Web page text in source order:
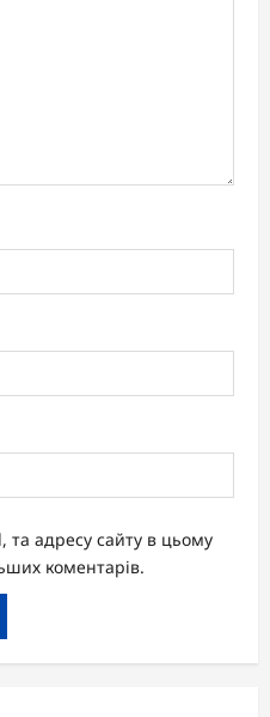
та адресу сайту в цьому
коментарів.